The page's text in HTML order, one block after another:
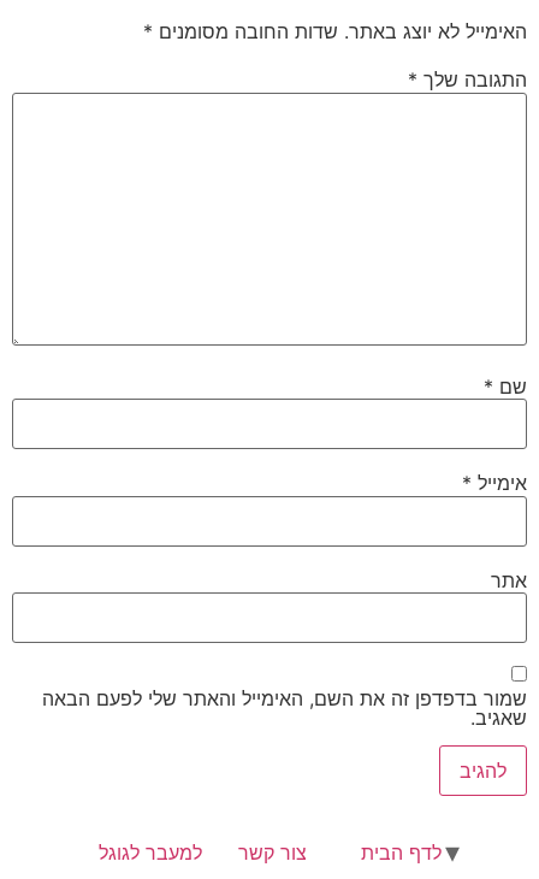
לא יוצג באתר. שדות החובה מסומנים*
שלך*
*
זה את השם, האימייל והאתר שלי לפעם הבאה
לדף הבית צור קשר
למעבר לגוגל